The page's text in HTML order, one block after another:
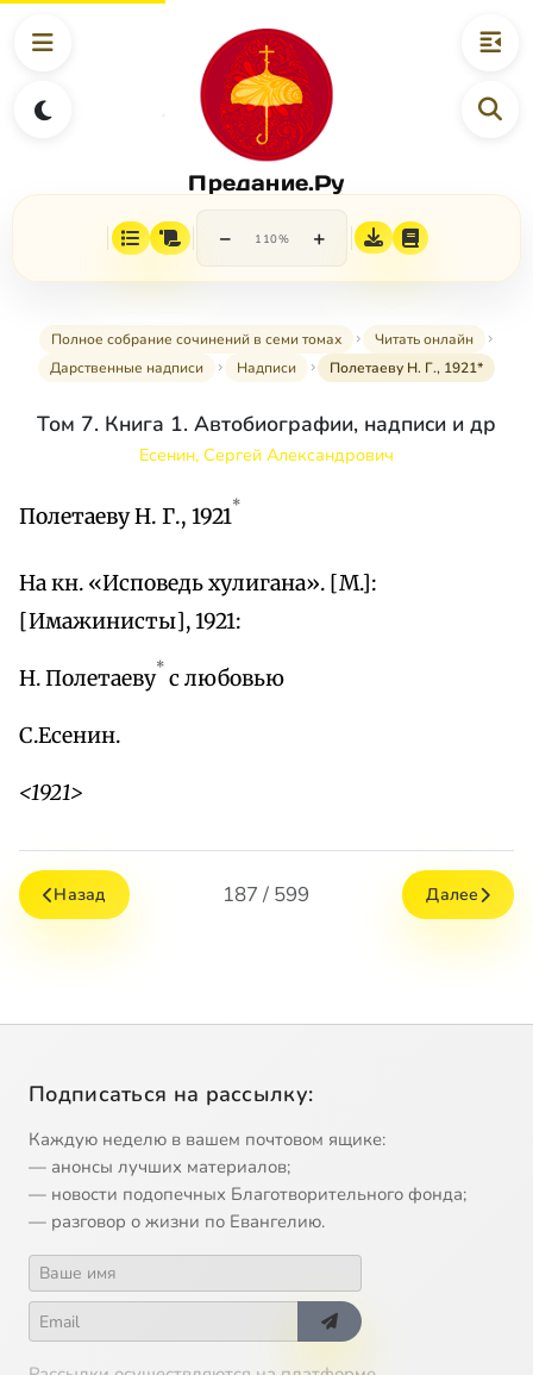
Предание.Ру
− 110% +
Полное собрание сочинений в семи томах
Читать онлайн
Дарственные надписи
Надписи Полетаеву Н. Г., 1921*
Том 7. Книга 1. Автобиографии, надписи и др
Есенин, Сергей Александрович
Полетаеву Н. Г., 1921*
На кн. «Исповедь хулигана». [М.]:
[Имажинисты], 1921:
Н. Полетаеву* с любовью
С.Есенин.
<1921>
Назад 187 / 599 Далее
Подписаться на рассылку:
Каждую неделю в вашем почтовом ящике:
— анонсы лучших материалов;
— новости подопечных Благотворительного фонда;
— разговор о жизни по Евангелию.